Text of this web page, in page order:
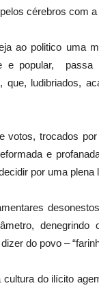
cérebros com
ao politico uma
e popular,
que, ludibriados,
votos, trocados
e
por uma plena
denegrindo
do povo –
do ilícito